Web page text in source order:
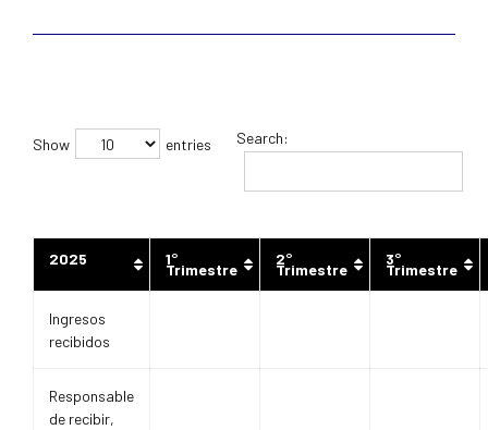
Show entries Search:
2025 1°
Trimestre
2°
Trimestre
3°
Trimestre
Ingresos
recibidos
Responsable
de recibir,